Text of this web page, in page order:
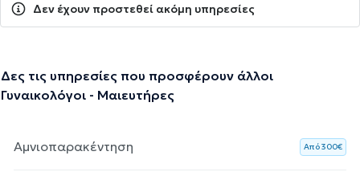
Δεν έχουν προστεθεί ακόμη υπηρεσίες
Δες τις υπηρεσίες που προσφέρουν άλλοι
Γυναικολόγοι - Μαιευτήρες
Αμνιοπαρακέντηση Aπό 300€